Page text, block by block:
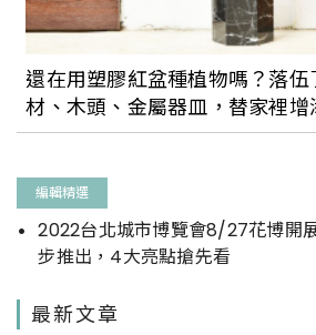
還在用塑膠紅盆種植物嗎？落
材、木頭、金屬器皿，替家裡增
編輯精選
2022台北城市博覽會8/27花博開
步推出，4大亮點搶先看
最新文章